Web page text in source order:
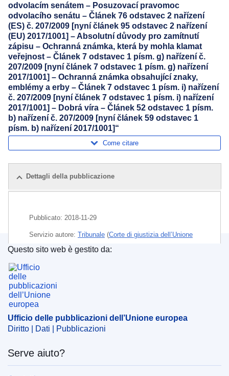
odvolacím senátem – Posuzovací pravomoc
odvolacího senátu – Článek 76 odstavec 2 nařízení
(ES) č. 207/2009 [nyní článek 95 odstavec 2 nařízení
(EU) 2017/1001] – Absolutní důvody pro zamítnutí
zápisu – Ochranná známka, která by mohla klamat
veřejnost – Článek 7 odstavec 1 písm. g) nařízení č.
207/2009 [nyní článek 7 odstavec 1 písm. g) nařízení
2017/1001] – Ochranná známka obsahující znaky,
emblémy a erby – Článek 7 odstavec 1 písm. i) nařízení
č. 207/2009 [nyní článek 7 odstavec 1 písm. i) nařízení
2017/1001] – Dobrá víra – Článek 52 odstavec 1 písm.
b) nařízení č. 207/2009 [nyní článek 59 odstavec 1
písm. b) nařízení 2017/1001]“
Come citare
Dettagli della pubblicazione
Pubblicato: 2018-11-29
Servizio autore: Tribunale (Corte di giustizia dell’Unione
europea)
Argomento:
marchio depositato
prodotto cosmetico
OJ : JOC_2019_044_R_0048
Ufficio delle pubblicazioni dell’Unione europea
Questo sito web è gestito da:
Ufficio delle pubblicazioni dell’Unione europea
Diritto | Dati | Pubblicazioni
Serve aiuto?